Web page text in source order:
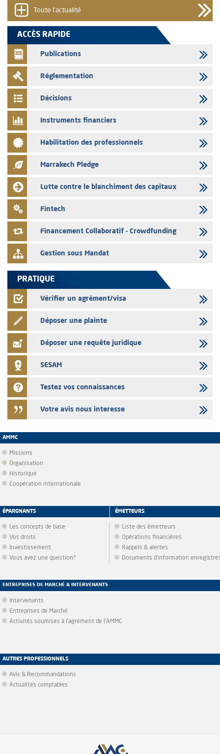
03/08/2026
Saham Bank – Mise à jour annuelle du dossier d’information relatif au
programme d'émission de certificats de dépôt
03/08/2026
L’AMMC met sur son site internet les publications réalisées par les
émetteurs en date du 3 août 2026
Liste des agréments et visas d'OPCVM accordés par l'AMMC pour le
03/08/2026
L' AMMC publie les indicateurs mensuels du marché des capitaux pour
le mois de Juin 2026
31/07/2026
L’AMMC met sur son site internet les publications réalisées par les
émetteurs du 30 au 31 juillet 2026
31/07/2026
VEOLIA ENVIRONNEMENT – L’AMMC vise le prospectus définitif relatif
à l'augmentation de capital réservée aux salariés du groupe
Toute l'actualité
ACCÈS RAPIDE
Publications
Réglementation
Décisions
Instruments financiers
Habilitation des professionnels
Marrakech Pledge
Lutte contre le blanchiment des capitaux
Fintech
Financement Collaboratif - Crowdfunding
Gestion sous Mandat
PRATIQUE
Vérifier un agrément/visa
Déposer une plainte
Déposer une requête juridique
SESAM
Testez vos connaissances
Votre avis nous interesse
AMMC
Missions
Organisation
Historique
Coopération internationale
ÉPARGNANTS
Les concepts de base
Vos droits
Investissement
Vous avez une question?
ÉMETTEURS
Liste des émetteurs
Opérations financières
Rappels & alertes
Documents d’information
ENTREPRISES DE MARCHÉ & INTERVENANTS
Intervenants
Entreprises de Marché
Activités soumises à l'agrément de l'AMMC
AUTRES PROFESSIONNELS
Avis & Recommandations
Actualités comptables